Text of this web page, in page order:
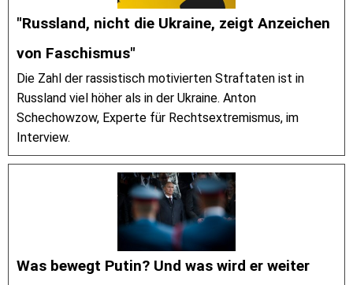
"Russland, nicht die Ukraine, zeigt Anzeichen
von Faschismus"
Die Zahl der rassistisch motivierten Straftaten ist in
Russland viel höher als in der Ukraine. Anton
Schechowzow, Experte für Rechtsextremismus, im
Interview.
Was bewegt Putin? Und was wird er weiter